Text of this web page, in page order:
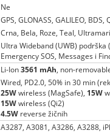
Ne
GPS, GLONASS, GALILEO, BDS,
Crna, Bela, Roze, Teal,
Ultra Wideband (UWB) podrška
Emergency SOS, Messages i
Li-Ion3561 mAh, non-
Wired, PD2.0, 50% in 30 min
25Wwireless (MagSafe), 15W
15Wwireless (Qi2)
4.5W reverse žičnih
A3287, A3081, A3286, A3288,